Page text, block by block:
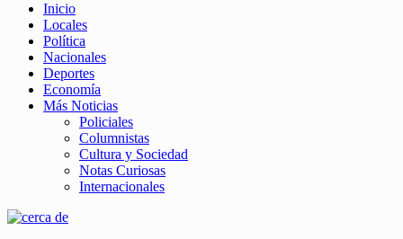
Inicio
Locales
Política
Nacionales
Deportes
Economía
Más Noticias
Policiales
Columnistas
Cultura y Sociedad
Notas Curiosas
Internacionales